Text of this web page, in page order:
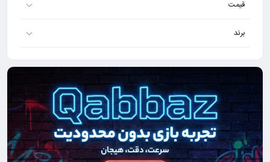
قیمت
برند